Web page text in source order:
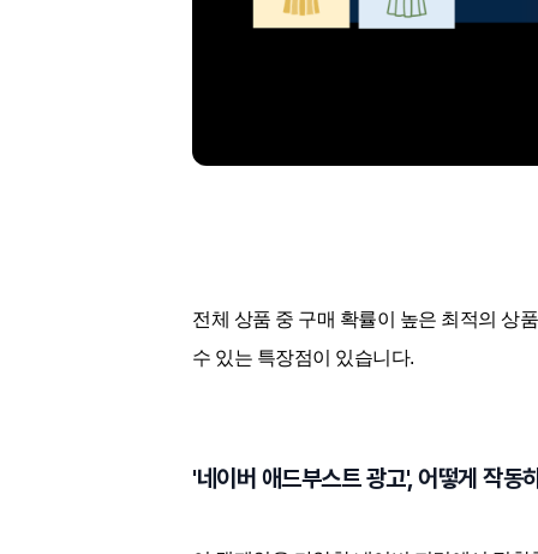
전체 상품 중 구매 확률이 높은 최적의 상
수 있는 특장점이 있습니다.
'네이버 애드부스트 광고', 어떻게 작동